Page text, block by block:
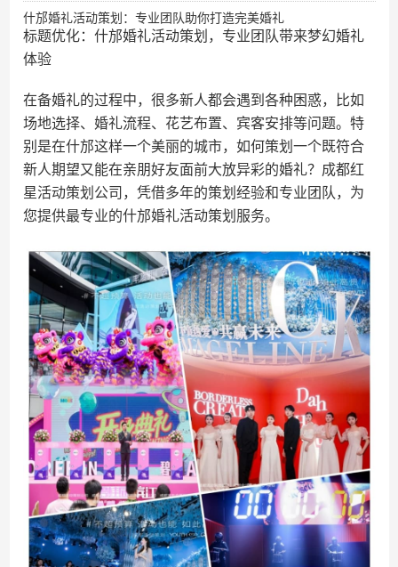
什邡婚礼活动策划：专业团队助你打造完美婚礼
标题优化：什邡婚礼活动策划，专业团队带来梦幻婚礼
体验
在备婚礼的过程中，很多新人都会遇到各种困惑，比如
场地选择、婚礼流程、花艺布置、宾客安排等问题。特
别是在什邡这样一个美丽的城市，如何策划一个既符合
新人期望又能在亲朋好友面前大放异彩的婚礼？成都红
星活动策划公司，凭借多年的策划经验和专业团队，为
您提供最专业的什邡婚礼活动策划服务。